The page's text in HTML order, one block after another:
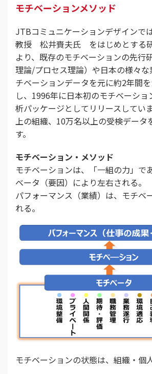
モチベーションメソッド
JTBコミュニケーションデザインで
教授 松井賚夫氏 をはじめとする
より、既存のモチベーションの先行
理論/プロセス理論）や日本の様々
チベーションデータを元に約2年間
し、1996年に日本初のモチベーシ
析パッケージとしてリリースしてい
上の組織、10万名以上の受検データ
す。
モチベーション・メソッド
モチベーションは、「一組の力」で
ベータ（要因）により左右される。
パフォーマンス（業績）は、モチベ
れる。
モチベーションの状態は、組織・個